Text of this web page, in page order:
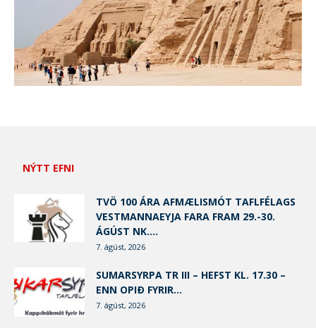
NÝTT EFNI
TVÖ 100 ÁRA AFMÆLISMÓT TAFLFÉLAGS
VESTMANNAEYJA FARA FRAM 29.-30.
ÁGÚST NK....
7. ágúst, 2026
SUMARSYRPA TR III – HEFST KL. 17.30 –
ENN OPIÐ FYRIR...
7. ágúst, 2026